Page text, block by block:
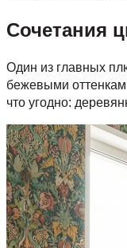
Сочетания
Один из главных
бежевыми
что угодно: